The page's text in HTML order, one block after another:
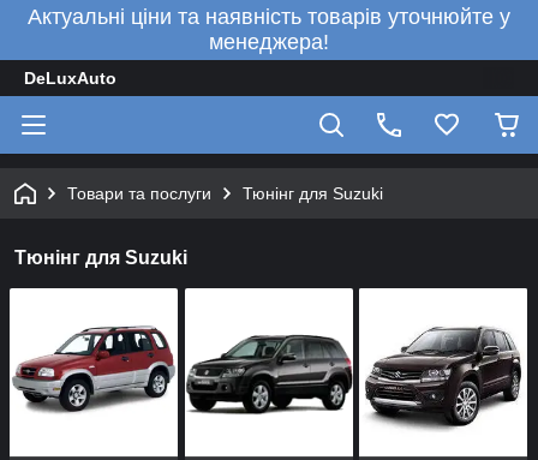
Актуальні ціни та наявність товарів уточнюйте у
менеджера!
DeLuxAuto
Товари та послуги Тюнінг для Suzuki
Тюнінг для Suzuki